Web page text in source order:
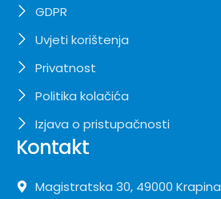
GDPR
Uvjeti korištenja
Privatnost
Politika kolačića
Izjava o pristupačnosti
Kontakt
Magistratska 30, 49000 Krapina